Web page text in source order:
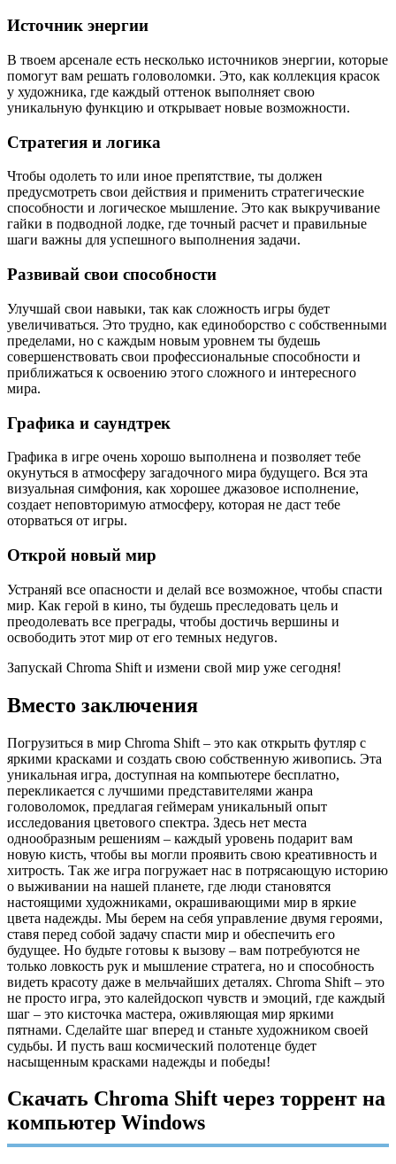
Источник энергии
В твоем арсенале есть несколько источников энергии, которые
помогут вам решать головоломки. Это, как коллекция красок
у художника, где каждый оттенок выполняет свою
уникальную функцию и открывает новые возможности.
Стратегия и логика
Чтобы одолеть то или иное препятствие, ты должен
предусмотреть свои действия и применить стратегические
способности и логическое мышление. Это как выкручивание
гайки в подводной лодке, где точный расчет и правильные
шаги важны для успешного выполнения задачи.
Развивай свои способности
Улучшай свои навыки, так как сложность игры будет
увеличиваться. Это трудно, как единоборство с собственными
пределами, но с каждым новым уровнем ты будешь
совершенствовать свои профессиональные способности и
приближаться к освоению этого сложного и интересного
мира.
Графика и саундтрек
Графика в игре очень хорошо выполнена и позволяет тебе
окунуться в атмосферу загадочного мира будущего. Вся эта
визуальная симфония, как хорошее джазовое исполнение,
создает неповторимую атмосферу, которая не даст тебе
оторваться от игры.
Открой новый мир
Устраняй все опасности и делай все возможное, чтобы спасти
мир. Как герой в кино, ты будешь преследовать цель и
преодолевать все преграды, чтобы достичь вершины и
освободить этот мир от его темных недугов.
Запускай Chroma Shift и измени свой мир уже сегодня!
Вместо заключения
Погрузиться в мир Chroma Shift – это как открыть футляр с
яркими красками и создать свою собственную живопись. Эта
уникальная игра, доступная на компьютере бесплатно,
перекликается с лучшими представителями жанра
головоломок, предлагая геймерам уникальный опыт
исследования цветового спектра. Здесь нет места
однообразным решениям – каждый уровень подарит вам
новую кисть, чтобы вы могли проявить свою креативность и
хитрость. Так же игра погружает нас в потрясающую историю
о выживании на нашей планете, где люди становятся
настоящими художниками, окрашивающими мир в яркие
цвета надежды. Мы берем на себя управление двумя героями,
ставя перед собой задачу спасти мир и обеспечить его
будущее. Но будьте готовы к вызову – вам потребуются не
только ловкость рук и мышление стратега, но и способность
видеть красоту даже в мельчайших деталях. Chroma Shift – это
не просто игра, это калейдоскоп чувств и эмоций, где каждый
шаг – это кисточка мастера, оживляющая мир яркими
пятнами. Сделайте шаг вперед и станьте художником своей
судьбы. И пусть ваш космический полотенце будет
насыщенным красками надежды и победы!
Скачать Chroma Shift через торрент на
компьютер Windows